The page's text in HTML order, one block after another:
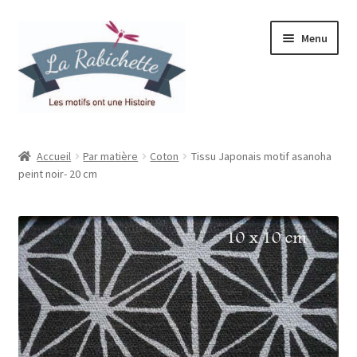
la
navigation
contenu
Menu
Contact
Ma liste de souhaits
Mon espace
Mon compte
Panier
Accueil Par matière Coton
Tissu Japonais motif asanoha
peint noir- 20 cm